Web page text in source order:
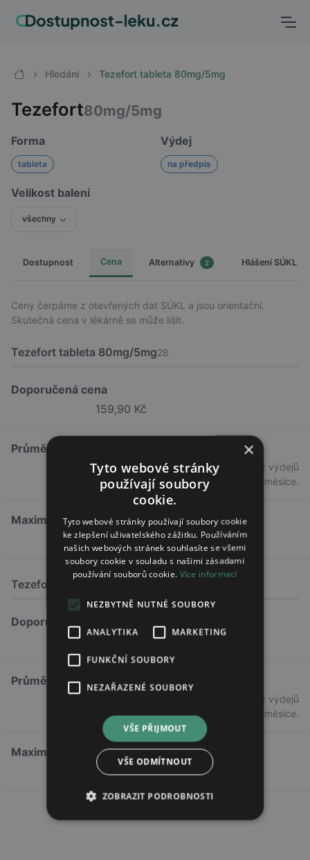
Hledání Tezefort tableta 80mg/5mg
Tezefort80mg/5mg
Forma
tableta
Výdej
na předpis
Velikost balení
všechny
Dostupnost Cena Alternativy 2 Hlášení SÚKL
Ceny čerpáme z otevřených dat SÚKL a jsou orientační.
Skutečná cena v lékárně se může lišit.
Tezefort tableta 80mg/5mg28
Doporučená cena
159,90 Kč
Průměrná cena
143,22 Kč
Průměrná cena z výdejů
předchozího měsíce.
Maximální doplatek
69,05 Kč
Tezefort tableta 80mg/5mg
Doporučená cena
Průměrná cena
Průměrná cena z výdejů
předchozího měsíce.
Maximální doplatek
99,05 Kč
×
Tyto webové stránky
používají soubory
cookie.
Tyto webové stránky používají soubory cookie
ke zlepšení uživatelského zážitku. Používáním
našich webových stránek souhlasíte se všemi
soubory cookie v souladu s našimi zásadami
používání souborů cookie. Více informací
NEZBYTNĚ NUTNÉ SOUBORY
ANALYTIKA MARKETING
FUNKČNÍ SOUBORY
NEZAŘAZENÉ SOUBORY
VŠE PŘIJMOUT
VŠE ODMÍTNOUT
ZOBRAZIT PODROBNOSTI